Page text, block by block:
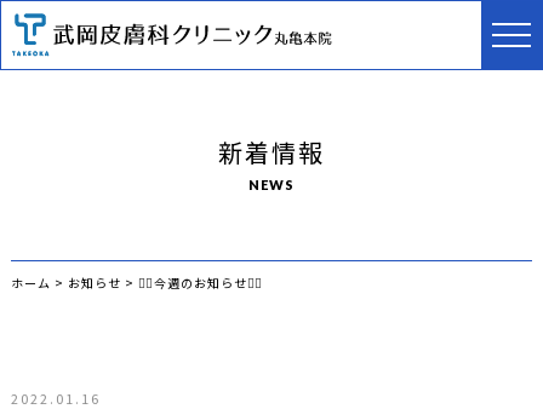
新着情報
NEWS
ホーム > お知らせ > 🏃‍♀️今週のお知らせ🏃‍♂️
2022.01.16